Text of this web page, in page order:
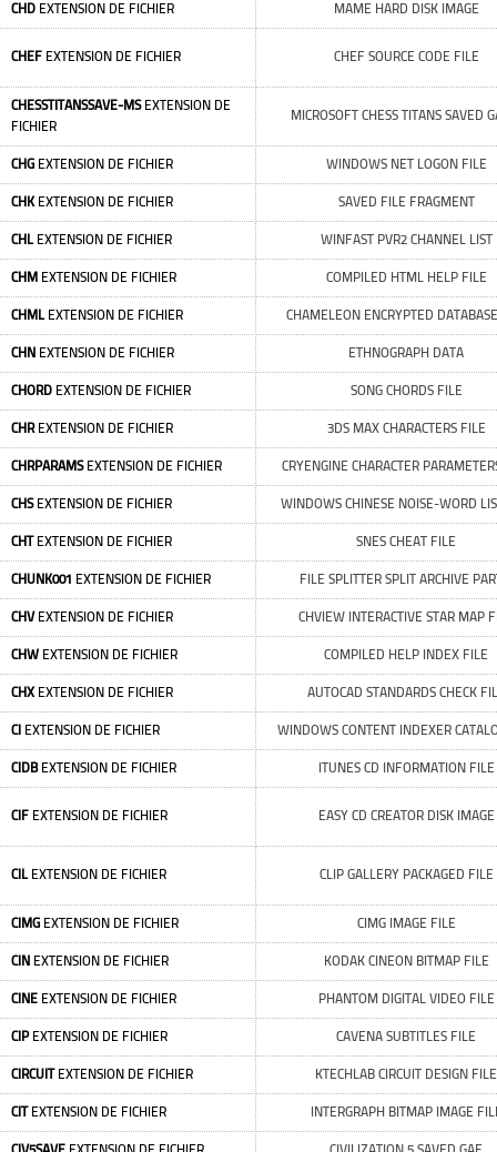
CHD EXTENSION DE FICHIER MAME HARD DISK IMAGE
CHEF EXTENSION DE FICHIER CHEF SOURCE CODE FILE
CHESSTITANSSAVE-MSEXTENSION DE
FICHIER
MICROSOFT CHESS TITANS SAVED
CHG EXTENSION DE FICHIER WINDOWS NET LOGON FILE
CHKEXTENSION DE FICHIER SAVED FILE FRAGMENT
CHLEXTENSION DE FICHIER WINFAST PVR2 CHANNEL LIST
CHM EXTENSION DE FICHIER COMPILED HTML HELP FILE
CHMLEXTENSION DE FICHIER CHAMELEON ENCRYPTED
CHN EXTENSION DE FICHIER ETHNOGRAPH DATA
CHORD EXTENSION DE FICHIER SONG CHORDS FILE
CHREXTENSION DE FICHIER 3DS MAX CHARACTERS FILE
CHRPARAMSEXTENSION DE FICHIER CRYENGINE CHARACTER
CHSEXTENSION DE FICHIER WINDOWS CHINESE NOISE-WORD
CHTEXTENSION DE FICHIER SNES CHEAT FILE
CHUNK001 EXTENSION DE FICHIER FILE SPLITTER SPLIT ARCHIVE
CHVEXTENSION DE FICHIER CHVIEW INTERACTIVE STAR MAP
CHW EXTENSION DE FICHIER COMPILED HELP INDEX FILE
CHXEXTENSION DE FICHIER AUTOCAD STANDARDS CHECK
CI EXTENSION DE FICHIER WINDOWS CONTENT INDEXER
CIDBEXTENSION DE FICHIER ITUNES CD INFORMATION FILE
CIF EXTENSION DE FICHIER EASY CD CREATOR DISK IMAGE
CILEXTENSION DE FICHIER CLIP GALLERY PACKAGED FILE
CIMG EXTENSION DE FICHIER CIMG IMAGE FILE
CIN EXTENSION DE FICHIER KODAK CINEON BITMAP FILE
CINE EXTENSION DE FICHIER PHANTOM DIGITAL VIDEO FILE
CIPEXTENSION DE FICHIER CAVENA SUBTITLES FILE
CIRCUITEXTENSION DE FICHIER KTECHLAB CIRCUIT DESIGN FILE
CITEXTENSION DE FICHIER INTERGRAPH BITMAP IMAGE